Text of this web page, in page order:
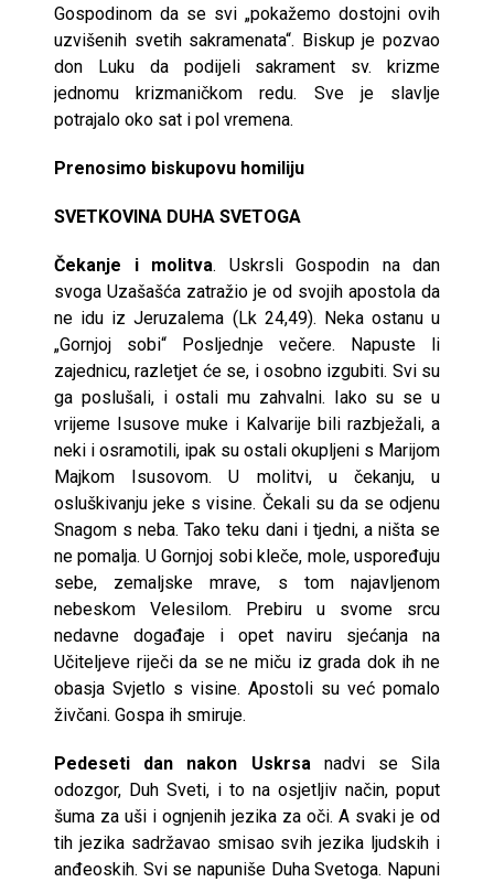
Gospodinom da se svi „pokažemo dostojni ovih
uzvišenih svetih sakramenata“. Biskup je pozvao
don Luku da podijeli sakrament sv. krizme
jednomu krizmaničkom redu. Sve je slavlje
potrajalo oko sat i pol vremena.
Prenosimo biskupovu homiliju
SVETKOVINA DUHA SVETOGA
Čekanje i molitva. Uskrsli Gospodin na dan
svoga Uzašašća zatražio je od svojih apostola da
ne idu iz Jeruzalema (Lk 24,49). Neka ostanu u
„Gornjoj sobi“ Posljednje večere. Napuste li
zajednicu, razletjet će se, i osobno izgubiti. Svi su
ga poslušali, i ostali mu zahvalni. Iako su se u
vrijeme Isusove muke i Kalvarije bili razbježali, a
neki i osramotili, ipak su ostali okupljeni s Marijom
Majkom Isusovom. U molitvi, u čekanju, u
osluškivanju jeke s visine. Čekali su da se odjenu
Snagom s neba. Tako teku dani i tjedni, a ništa se
ne pomalja. U Gornjoj sobi kleče, mole, uspoređuju
sebe, zemaljske mrave, s tom najavljenom
nebeskom Velesilom. Prebiru u svome srcu
nedavne događaje i opet naviru sjećanja na
Učiteljeve riječi da se ne miču iz grada dok ih ne
obasja Svjetlo s visine. Apostoli su već pomalo
živčani. Gospa ih smiruje.
Pedeseti dan nakon Uskrsanadvi se Sila
odozgor, Duh Sveti, i to na osjetljiv način, poput
šuma za uši i ognjenih jezika za oči. A svaki je od
tih jezika sadržavao smisao svih jezika ljudskih i
anđeoskih. Svi se napuniše Duha Svetoga. Napuni